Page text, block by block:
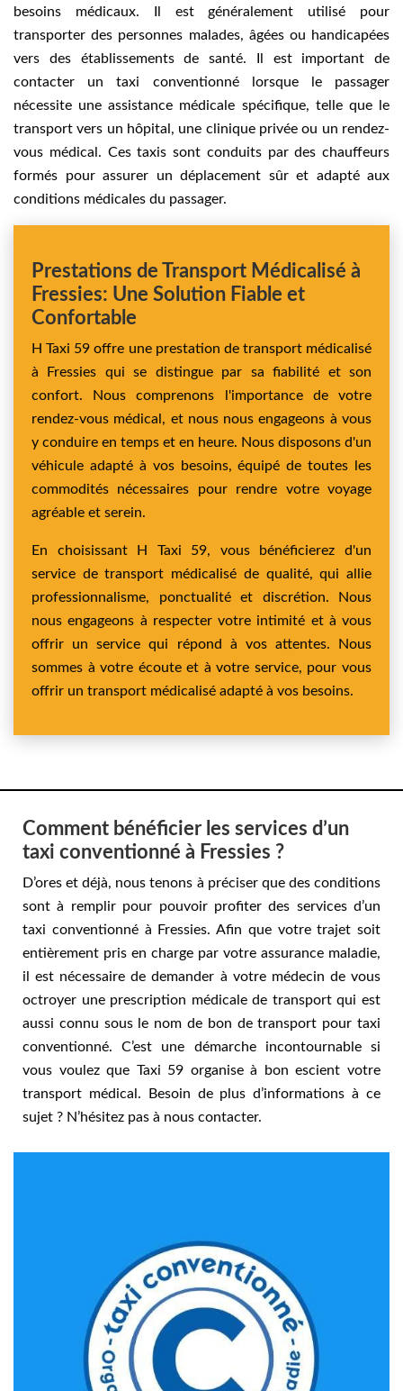
besoins médicaux. Il est généralement utilisé pour
transporter des personnes malades, âgées ou handicapées
vers des établissements de santé. Il est important de
contacter un taxi conventionné lorsque le passager
nécessite une assistance médicale spécifique, telle que le
transport vers un hôpital, une clinique privée ou un rendez-
vous médical. Ces taxis sont conduits par des chauffeurs
formés pour assurer un déplacement sûr et adapté aux
conditions médicales du passager.
Prestations de Transport Médicalisé à
Fressies: Une Solution Fiable et
Confortable
H Taxi 59 offre une prestation de transport médicalisé
à Fressies qui se distingue par sa fiabilité et son
confort. Nous comprenons l'importance de votre
rendez-vous médical, et nous nous engageons à vous
y conduire en temps et en heure. Nous disposons d'un
véhicule adapté à vos besoins, équipé de toutes les
commodités nécessaires pour rendre votre voyage
agréable et serein.
En choisissant H Taxi 59, vous bénéficierez d'un
service de transport médicalisé de qualité, qui allie
professionnalisme, ponctualité et discrétion. Nous
nous engageons à respecter votre intimité et à vous
offrir un service qui répond à vos attentes. Nous
sommes à votre écoute et à votre service, pour vous
offrir un transport médicalisé adapté à vos besoins.
Comment bénéficier les services d’un
taxi conventionné à Fressies ?
D’ores et déjà, nous tenons à préciser que des conditions
sont à remplir pour pouvoir profiter des services d’un
taxi conventionné à Fressies. Afin que votre trajet soit
entièrement pris en charge par votre assurance maladie,
il est nécessaire de demander à votre médecin de vous
octroyer une prescription médicale de transport qui est
aussi connu sous le nom de bon de transport pour taxi
conventionné. C’est une démarche incontournable si
vous voulez que Taxi 59 organise à bon escient votre
transport médical. Besoin de plus d’informations à ce
sujet ? N’hésitez pas à nous contacter.